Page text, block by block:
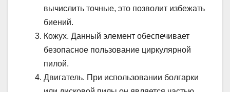
вычислить точные, это позволит избежать
биений.
Кожух. Данный элемент обеспечивает
безопасное пользование циркулярной
пилой.
Двигатель. При использовании болгарки